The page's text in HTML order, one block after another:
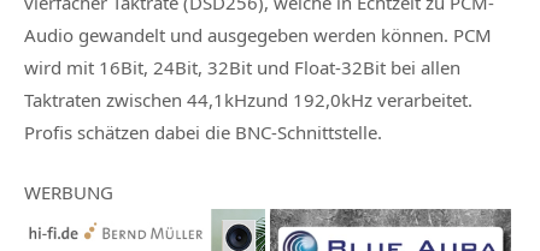
Audio gewandelt und ausgegeben werden können. PCM
wird mit 16Bit, 24Bit, 32Bit und Float-32Bit bei allen
Taktraten zwischen 44,1kHzund 192,0kHz verarbeitet.
Profis schätzen dabei die BNC-Schnittstelle.
WERBUNG